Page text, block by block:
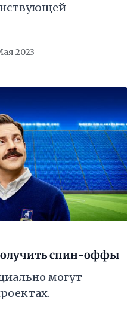
2023
спин-оффы
могут